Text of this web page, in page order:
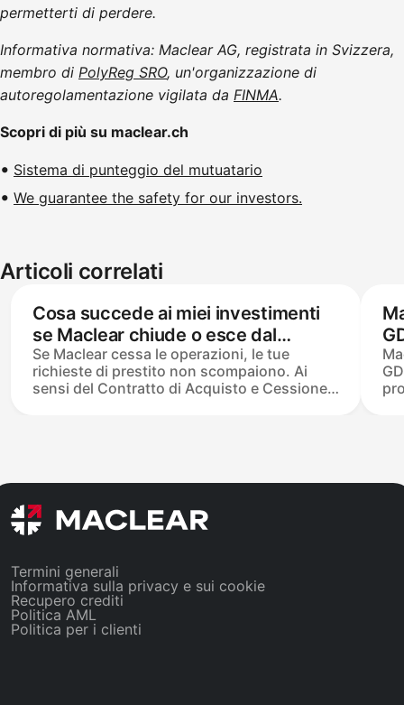
permetterti di perdere.
Informativa normativa: Maclear AG, registrata in Svizzera,
membro di PolyReg SRO, un'organizzazione di
autoregolamentazione vigilata da FINMA.
Scopri di più su maclear.ch
Sistema di punteggio del mutuatario
We guarantee the safety for our investors.
Articoli correlati
Cosa succede ai miei investimenti
se Maclear chiude o esce dal
mercato?
Se Maclear cessa le operazioni, le tue
richieste di prestito non scompaiono. Ai
sensi del Contratto di Acquisto e Cessione
investimenti attivi continuano secondo i
loro programmi di prestito originali. I fondi
Termini generali
Informativa sulla privacy e sui cookie
Recupero crediti
Politica AML
Politica per i clienti